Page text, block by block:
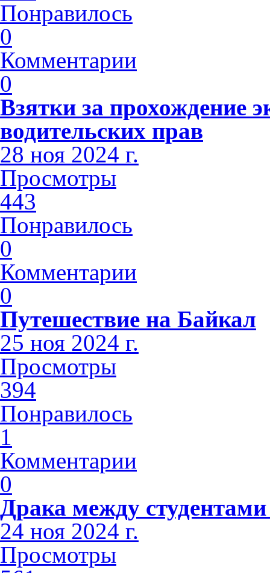
Понравилось
0
Комментарии
0
Взятки за прохождение
водительских прав
28 ноя 2024 г.
Просмотры
443
Понравилось
0
Комментарии
0
Путешествие на Байкал
25 ноя 2024 г.
Просмотры
394
Понравилось
1
Комментарии
0
Драка между
24 ноя 2024 г.
Просмотры